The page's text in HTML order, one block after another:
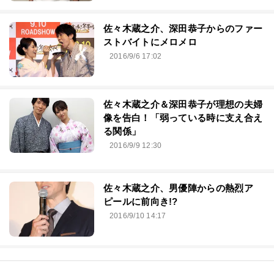
佐々木蔵之介、深田恭子からのファー
ストバイトにメロメロ
2016/9/6 17:02
佐々木蔵之介＆深田恭子が理想の夫婦
像を告白！「弱っている時に支え合え
る関係」
2016/9/9 12:30
佐々木蔵之介、男優陣からの熱烈ア
ピールに前向き!?
2016/9/10 14:17